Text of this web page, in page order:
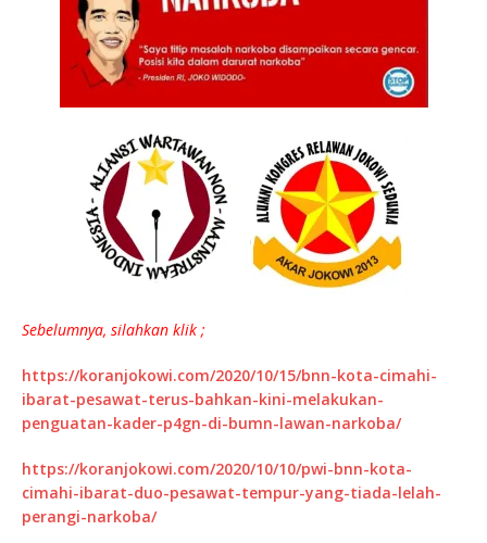
Sebelumnya, silahkan klik ;
https://koranjokowi.com/2020/10/15/bnn-kota-cimahi-
ibarat-pesawat-terus-bahkan-kini-melakukan-
penguatan-kader-p4gn-di-bumn-lawan-narkoba/
https://koranjokowi.com/2020/10/10/pwi-bnn-kota-
cimahi-ibarat-duo-pesawat-tempur-yang-tiada-lelah-
perangi-narkoba/